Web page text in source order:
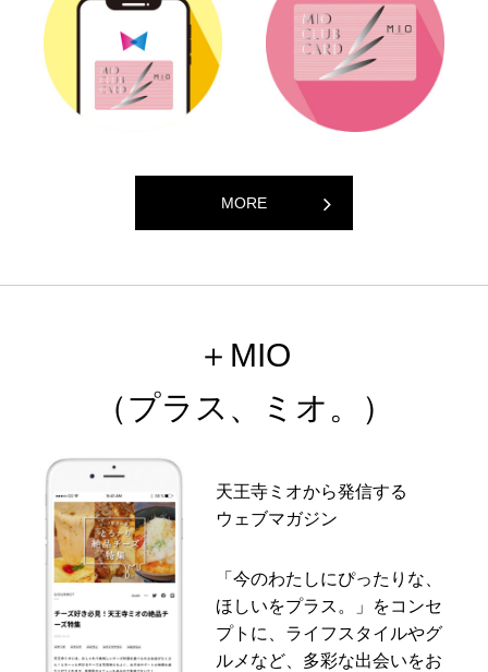
MORE
＋MIO
（プラス、ミオ。）
天王寺ミオから発信する
ウェブマガジン
「今のわたしにぴったりな、
ほしいをプラス。」をコンセ
プトに、ライフスタイルやグ
ルメなど、多彩な出会いをお